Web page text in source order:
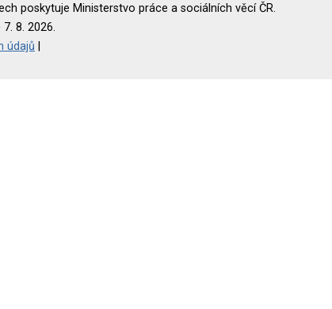
poskytuje Ministerstvo práce a sociálních věcí ČR.
8. 2026.
údajů